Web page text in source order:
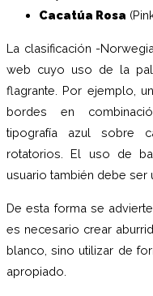
Cacatúa Rosa
La clasificación -
web cuyo uso de la
flagrante. Por ejemplo,
bordes en
tipografía azul sobre
rotatorios. El uso de
usuario también debe ser
De esta forma se
es necesario crear
blanco, sino utilizar de
apropiado.